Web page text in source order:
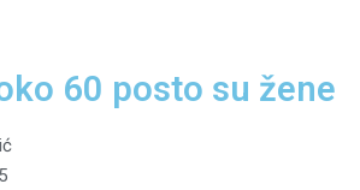
60 posto su žene